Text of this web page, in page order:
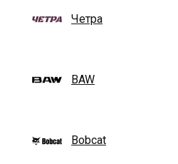
Четра
BAW
Bobcat